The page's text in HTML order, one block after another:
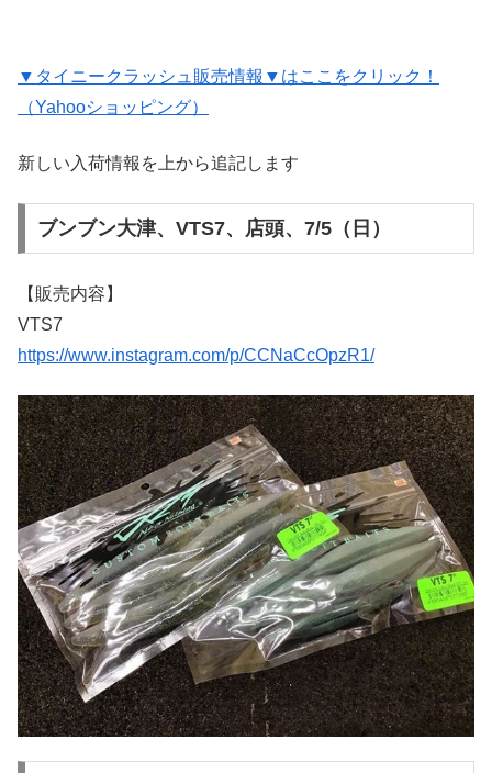
▼タイニークラッシュ販売情報▼はここをクリック！
（Yahooショッピング）
新しい入荷情報を上から追記します
ブンブン大津、VTS7、店頭、7/5（日）
【販売内容】
VTS7
https://www.instagram.com/p/CCNaCcOpzR1/